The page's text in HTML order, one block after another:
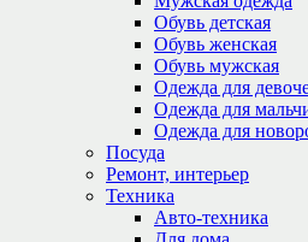
Обувь детская
Обувь женская
Обувь мужская
Одежда для
Одежда для
Одежда для
Посуда
Ремонт, интерьер
Техника
Авто-техника